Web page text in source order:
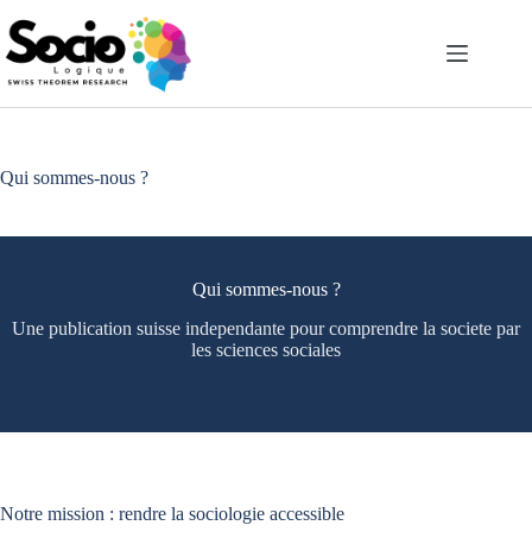
au
contenu
Qui sommes-nous ?
Qui sommes-nous ?
Une publication suisse independante pour comprendre la societe par
les sciences sociales
Notre mission : rendre la sociologie accessible